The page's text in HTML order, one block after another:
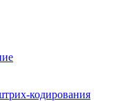
кодирования